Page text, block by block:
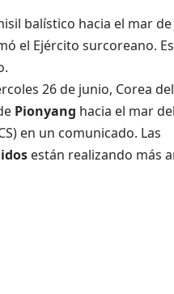
balístico hacia el mar de
el Ejército surcoreano.
26 de junio, Corea
Pionyang hacia el mar
en un comunicado. Las
están realizando más